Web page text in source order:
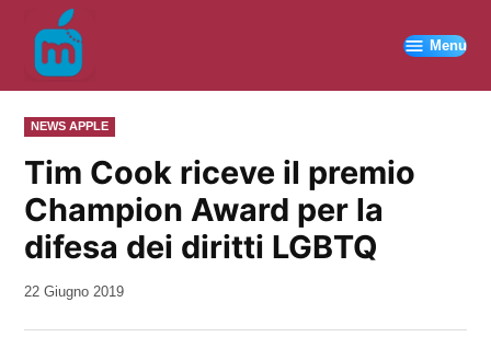
contenuto
Menu
PUBBLICATO
IN
NEWS APPLE
Tim Cook riceve il premio
Champion Award per la
difesa dei diritti LGBTQ
da
22 Giugno 2019